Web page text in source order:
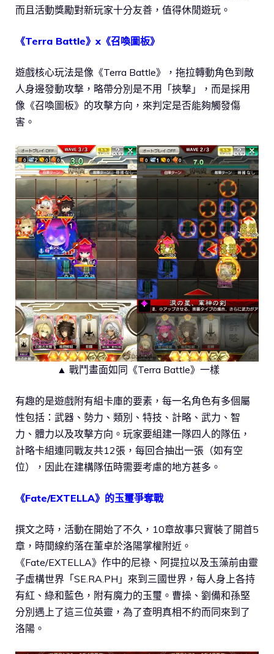
而且活動獎勵對新玩家十分友善，值得休閒遊玩。
《Terra Battle》x《召喚圖板》
遊戲核心玩法是像《Terra Battle》，拖拉轉動角色到敵
人身邊發動攻撃，略帶分別是不用「挾撃」，而是採用
像《召喚圖板》的攻擊方向，來判定是否能夠觸發傷
害。
▲ 戰鬥畫面如同《Terra Battle》一樣
有趣的是遊戲附有組卡庫的要素，每一名角色有多個屬
性包括：武器、勢力、類別、特技、計略、武力、智
力、體力以及攻擊方向。玩家要組建一隊四人的隊伍，
計略卡組連同戰友共12張，每回合抽出一張（如有空
位），因此在建構隊伍時需要考慮的地方甚多。
《Fate/EXTELLA》的玉璽爭奪戰
撰文之時，活動在開始了不久，10章故事只實裝了開首5
章，時間線約落在董卓於洛陽掌權附近。
《Fate/EXTELLA》作中的尼祿、阿提拉以及玉藻前由靈
子虛構世界「SE.RA.PH」來到三國世界，每人身上各持
有紅、綠和藍色，附有魔力的玉璽。曹操、劉備和孫堅
分別遇上了這三位英靈，為了查明真相不約而同來到了
洛陽。